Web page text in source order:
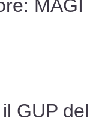
MAGI
GUP del